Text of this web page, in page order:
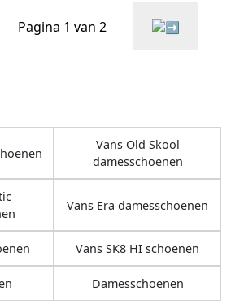
Pagina 1 van 2
Vans Old Skool
damesschoenen
Vans Era damesschoenen
Vans SK8 HI schoenen
Damesschoenen